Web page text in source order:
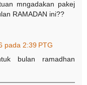
mngadakan pakej
RAMADAN ini??
pada 2:39 PTG
bulan ramadhan